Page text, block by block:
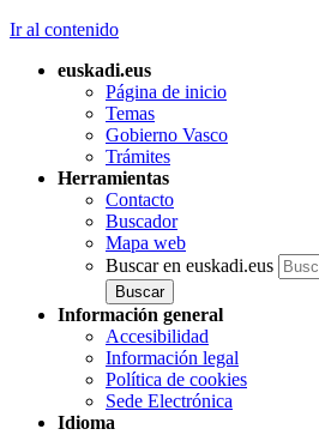
Ir al contenido
euskadi.eus
Página de inicio
Temas
Gobierno Vasco
Trámites
Herramientas
Contacto
Buscador
Mapa web
Buscar en euskadi.eus
Información general
Accesibilidad
Información legal
Política de cookies
Sede Electrónica
Idioma